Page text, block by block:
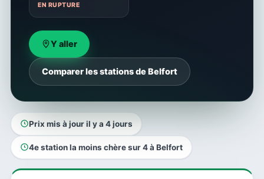
EN RUPTURE
Y aller
Comparer les stations de Belfort
Prix mis à jour il y a 4 jours
4e station la moins chère sur 4 à Belfort